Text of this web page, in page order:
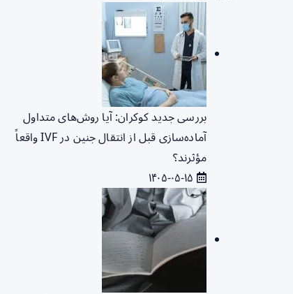
بررسی جدید کوکران: آیا روش‌های متداول
آماده‌سازی قبل از انتقال جنین در IVF واقعاً
مؤثرند؟